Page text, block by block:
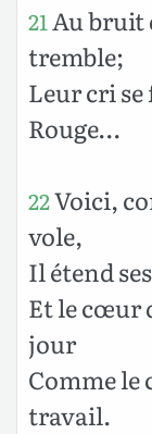
21 Au bruit
tremble;
Leur cri se
Rouge…
22Voici,
vole,
Il étend
Et le cœur
jour
Comme le
travail.